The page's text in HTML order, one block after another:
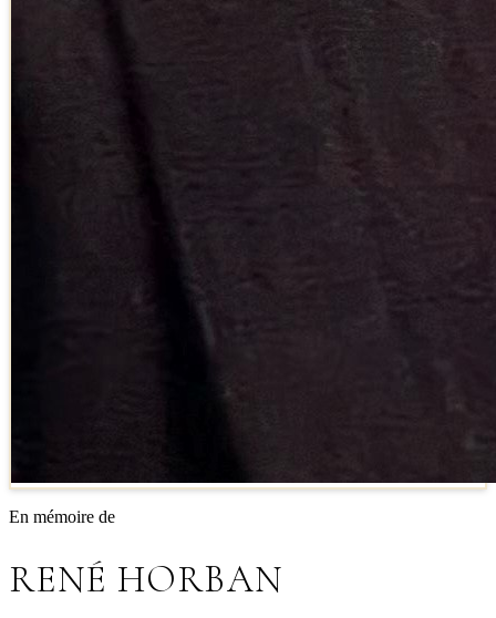
En mémoire de
RENÉ HORBAN